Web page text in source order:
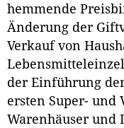
hemmende
Änderung der
Verkauf von
der Einführung
ersten Super- und
Warenhäuser und